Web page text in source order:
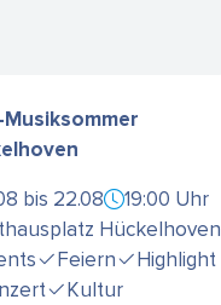
Musiksommer
bis 22.08
19:00 Uhr
Hückelhoven
Feiern
Highlight
Kultur